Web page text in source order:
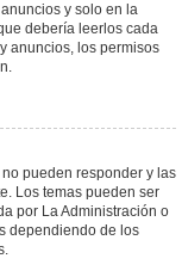
y solo en la
debería leerlos cada
anuncios, los permisos
pueden responder y las
Los temas pueden ser
por La Administración o
dependiendo de los